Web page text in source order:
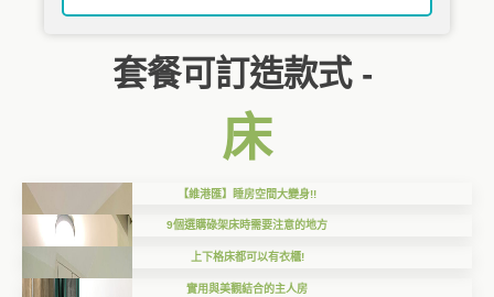
套餐可訂造款式 -
床
【維港匯】睡房空間大變身!!
9個選購碌架床時需要注意的地方
上下格床都可以有衣櫃!
實用與美觀結合的主人房